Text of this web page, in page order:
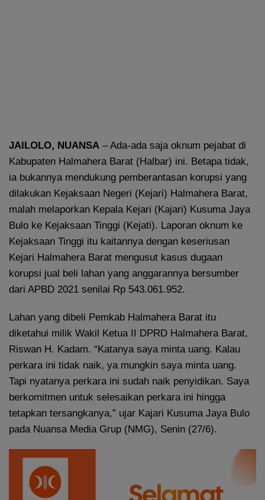
JAILOLO, NUANSA – Ada-ada saja oknum pejabat di
Kabupaten Halmahera Barat (Halbar) ini. Betapa tidak,
ia bukannya mendukung pemberantasan korupsi yang
dilakukan Kejaksaan Negeri (Kejari) Halmahera Barat,
malah melaporkan Kepala Kejari (Kajari) Kusuma Jaya
Bulo ke Kejaksaan Tinggi (Kejati). Laporan oknum ke
Kejaksaan Tinggi itu kaitannya dengan keseriusan
Kejari Halmahera Barat mengusut kasus dugaan
korupsi jual beli lahan yang anggarannya bersumber
dari APBD 2021 senilai Rp 543.061.952.
Lahan yang dibeli Pemkab Halmahera Barat itu
diketahui milik Wakil Ketua II DPRD Halmahera Barat,
Riswan H. Kadam. “Katanya saya minta uang. Kalau
perkara ini tidak naik, ya mungkin saya minta uang.
Tapi nyatanya perkara ini sudah naik penyidikan. Saya
berkomitmen untuk selesaikan perkara ini hingga
tetapkan tersangkanya,” ujar Kajari Kusuma Jaya Bulo
pada Nuansa Media Grup (NMG), Senin (27/6).